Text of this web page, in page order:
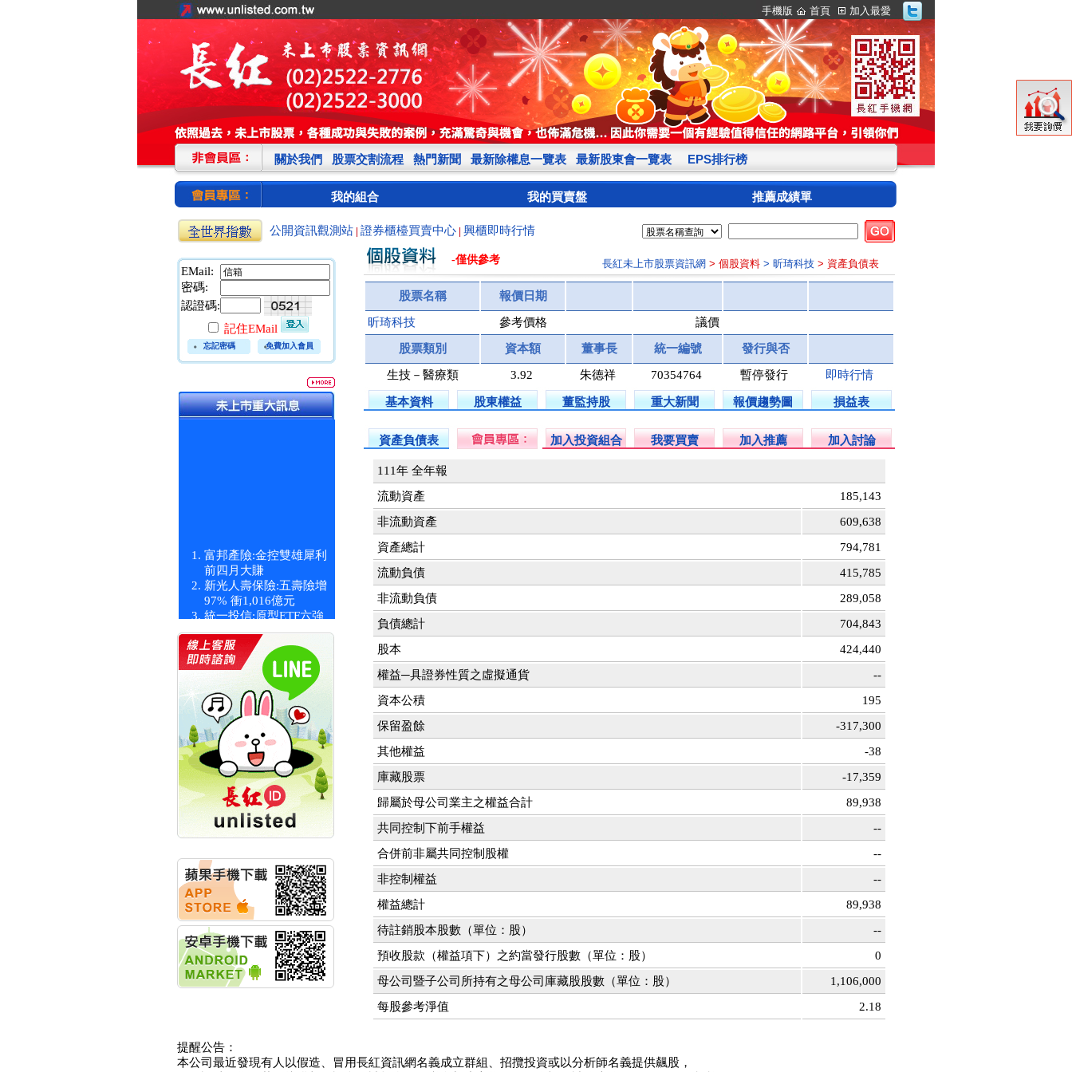
手機版 首頁 加入最愛
關於我們 股票交割流程 熱門新聞 最新除權息一覽表 最新股東會一覽表 EPS排行榜
我的組合 我的買賣盤 推薦成績單
公開資訊觀測站 證券櫃檯買賣中心 興櫃即時行情
EMail:
密碼:
認證碼:
記住EMail
忘記密碼 免費加入會員
富邦產險:金控雙雄犀利
前四月大賺
新光人壽保險:五壽險增
97% 衝1,016億元
統一投信:原型ETF六強
統一投信:主動式ETF溢
價 被盯上
新光人壽保險:新壽Q1外
價金將達996億
宇辰系統科技:宇辰業績
創新高 啟動興櫃轉上櫃
計畫
明緯企業:明緯永續科技
競賽 以電源驅動善的力
量
秀育企業:秀育SHO-U儲
能系統 獲國內首張CNS
認證
聯博投信:聯博00404A
華旭先進:代重要子公司
碩通散熱股份有限公司
公告董事會通過發言人
及代理發
華旭先進:代重要子公司
碩通散熱股份有限公司
公告董事會決議發行員
工認股權
華旭先進:代重要子公司
華旭先進:代重要子公司
碩通散熱股份有限公司
-僅供參考 長紅未上市股票資訊網 > 個股資料 > 昕琦科技 > 資產負債表
股票名稱 報價日期
昕琦科技 參考價格 議價
股票類別 資本額 董事長 統一編號 發行與否
生技－醫療類 3.92 朱德祥 70354764 暫停發行 即時行情
基本資料 股東權益 董監持股 重大新聞 報價趨勢圖 損益表
資產負債表 加入投資組合 我要買賣 加入推薦 加入討論
111年 全年報
流動資產
185,143
非流動資產
609,638
資產總計
794,781
流動負債
415,785
非流動負債
289,058
負債總計
704,843
股本
424,440
權益─具證券性質之虛擬通貨
--
資本公積
195
保留盈餘
-317,300
其他權益
-38
庫藏股票
-17,359
歸屬於母公司業主之權益合計
89,938
共同控制下前手權益
--
合併前非屬共同控制股權
--
非控制權益
--
權益總計
89,938
待註銷股本股數（單位：股）
--
預收股款（權益項下）之約當發行股數（單位：股）
0
母公司暨子公司所持有之母公司庫藏股股數（單位：股）
1,106,000
每股參考淨值
2.18
提醒公告：
本公司最近發現有人以假造、冒用長紅資訊網名義成立群組、招攬投資或以分析師名義提供飆股，